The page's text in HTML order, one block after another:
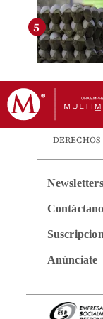
Newsletters
Anúnciate